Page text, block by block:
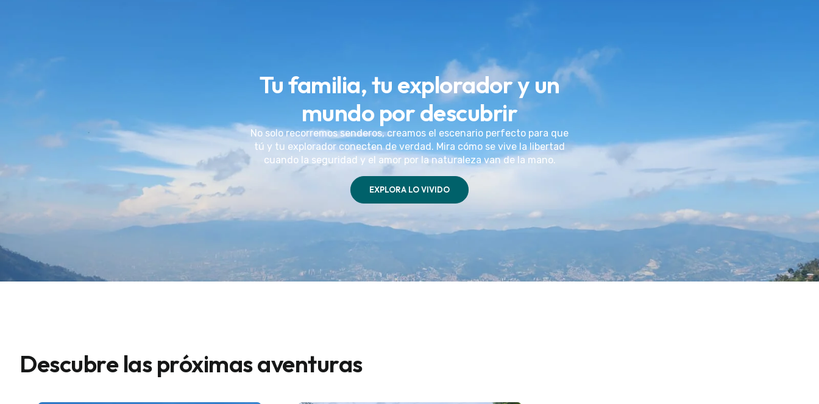
Tu familia, tu explorador y un
mundo por descubrir
No solo recorremos senderos, creamos el escenario perfecto para que
tú y tu explorador conecten de verdad. Mira cómo se vive la libertad
cuando la seguridad y el amor por la naturaleza van de la mano.
EXPLORA LO VIVIDO
Descubre las próximas aventuras